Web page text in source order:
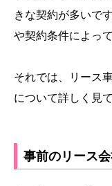
きな契約が多いで
や契約条件によっ
それでは、リース
について詳しく見
事前のリース